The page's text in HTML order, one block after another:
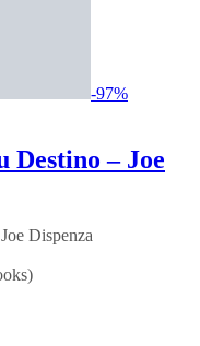
-97%
Destino – Joe
Dispenza